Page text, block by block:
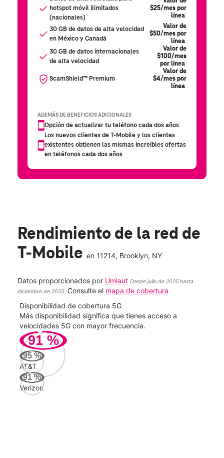
Rendimiento de la red de
T-Mobile en 11214, Brooklyn, NY
Datos proporcionados por Umlaut Desde julio de 2025 hasta
diciembre de 2025
Consulte el mapa de cobertura
Disponibilidad de cobertura 5G
Más disponibilidad significa que tienes acceso a
velocidades 5G con mayor frecuencia.
91 %
95 %
AT&T
91%
Verizon